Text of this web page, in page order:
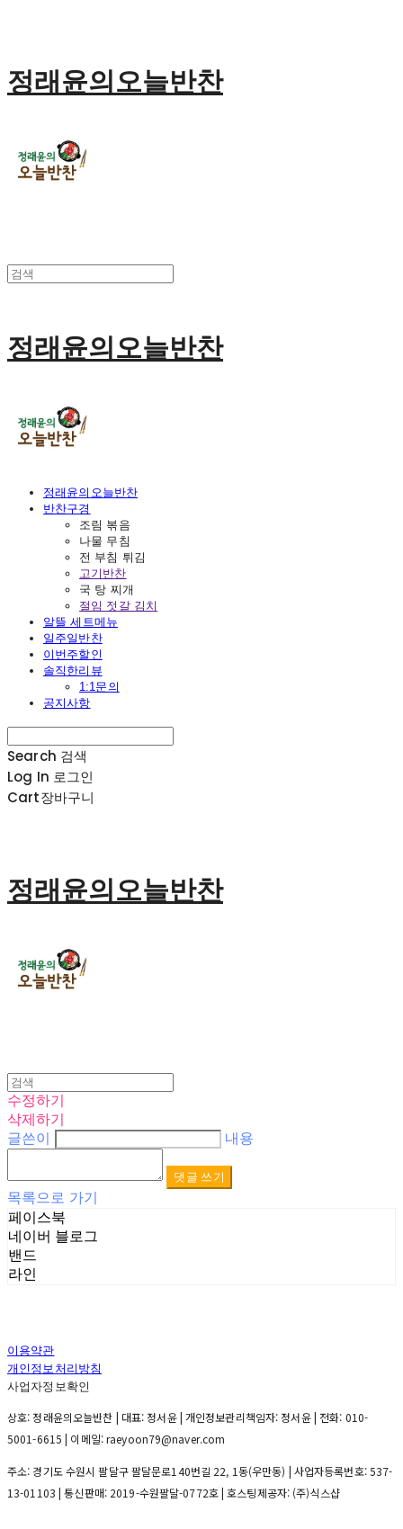
정래윤의오늘반찬
정래윤의오늘반찬
정래윤의오늘반찬
반찬구경
조림 볶음
나물 무침
전 부침 튀김
고기반찬
국 탕 찌개
절임 젓갈 김치
알뜰 세트메뉴
일주일반찬
이번주할인
솔직한리뷰
1:1문의
공지사항
Search 검색
Log In 로그인
Cart장바구니
정래윤의오늘반찬
수정하기
삭제하기
글쓴이
내용
댓글 쓰기
목록으로 가기
페이스북
네이버 블로그
밴드
라인
이용약관
개인정보처리방침
사업자정보확인
상호: 정래윤의오늘반찬 | 대표: 정서윤 | 개인정보관리책임자: 정서윤 | 전화: 010-
5001-6615 | 이메일: raeyoon79@naver.com
주소: 경기도 수원시 팔달구 팔달문로140번길 22, 1동(우만동) | 사업자등록번호:537-
13-01103 | 통신판매: 2019-수원팔달-0772호| 호스팅제공자: (주)식스샵